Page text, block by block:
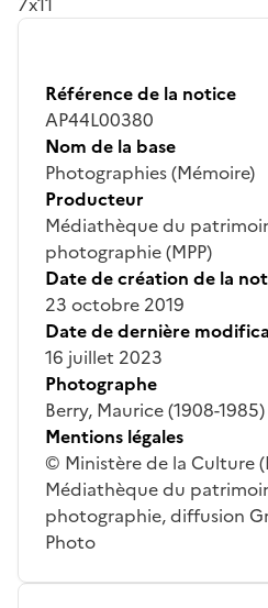
Référence de la notice
AP44L00380
Nom de la base
Photographies (Mémoire)
Producteur
Médiathèque du
photographie (MPP)
Date de création de la
23 octobre 2019
Date de dernière
16 juillet 2023
Photographe
Berry, Maurice (1908-1985)
Mentions légales
© Ministère de la Culture
Médiathèque du
photographie, diffusion
Photo